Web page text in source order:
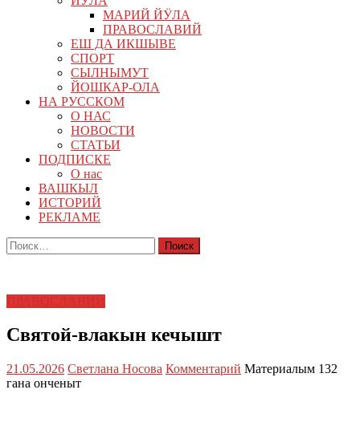
МАРИЙ ЙӰЛА
ПРАВОСЛАВИЙ
ЕШ ДА ИКШЫВЕ
СПОРТ
СЫЛНЫМУТ
ЙОШКАР-ОЛА
НА РУССКОМ
О НАС
НОВОСТИ
СТАТЬИ
ПОДПИСКЕ
О нас
ВАШКЫЛ
ИСТОРИЙ
РЕКЛАМЕ
Найти:
Святой-влакын кечышт
21.05.2026 Светлана Носова Комментарий Материалым 132
гана онченыт